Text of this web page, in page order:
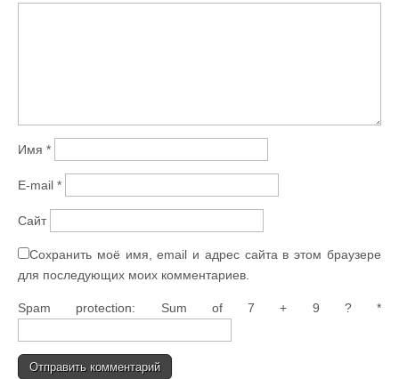
Имя *
E-mail *
Сайт
Сохранить моё имя, email и адрес сайта в этом браузере
для последующих моих комментариев.
Spam protection: Sum of 7 + 9 ? *